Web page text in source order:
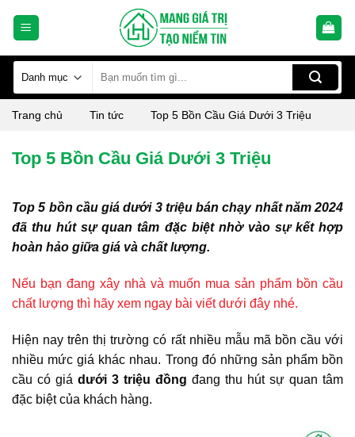
kiếm:
Trang chủ Tin tức Top 5 Bồn Cầu Giá Dưới 3 Triệu
Top 5 Bồn Cầu Giá Dưới 3 Triệu
Top 5 bồn cầu giá dưới 3 triệu bán chạy nhất năm 2024
đã thu hút sự quan tâm đặc biệt nhờ vào sự kết hợp
hoàn hảo giữa giá và chất lượng.
Nếu bạn đang xây nhà và muốn mua sản phẩm bồn cầu
chất lượng thì hãy xem ngay bài viết dưới đây nhé.
Hiện nay trên thị trường có rất nhiều mẫu mã bồn cầu với
nhiều mức giá khác nhau. Trong đó những sản phẩm bồn
cầu có giá dưới 3 triệu đồng đang thu hút sự quan tâm
đặc biệt của khách hàng.